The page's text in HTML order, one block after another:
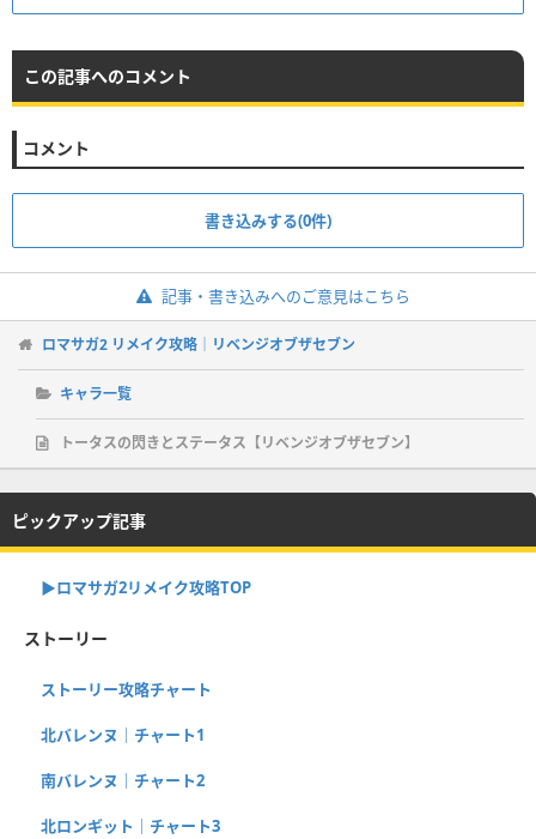
この記事へのコメント
コメント
書き込みする(0件)
記事・書き込みへのご意見はこちら
ロマサガ2 リメイク攻略｜リベンジオブザセブン
キャラ一覧
トータスの閃きとステータス【リベンジオブザセブン】
ピックアップ記事
▶︎ロマサガ2リメイク攻略TOP
ストーリー
ストーリー攻略チャート
北バレンヌ｜チャート1
南バレンヌ｜チャート2
北ロンギット｜チャート3